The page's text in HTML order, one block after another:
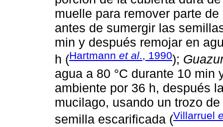
muelle para remover parte
antes de sumergir las
min y después remojar en
h (Hartmann et al ., 1990);
agua a 80 °C durante 10 min
ambiente por 36 h, después
mucilago, usando un trozo
semilla escarificada (Villarruel